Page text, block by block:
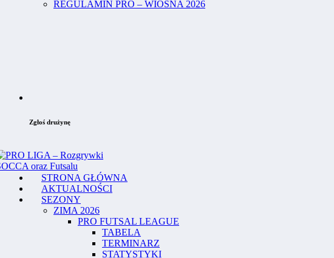
REGULAMIN PRO – WIOSNA 2026
Zgłoś drużynę
STRONA GŁÓWNA
AKTUALNOŚCI
SEZONY
ZIMA 2026
PRO FUTSAL LEAGUE
TABELA
TERMINARZ
STATYSTYKI